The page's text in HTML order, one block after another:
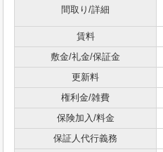
間取り/詳細
賃料
敷金/礼金/保証金
更新料
権利金/雑費
保険加入/料金
保証人代行義務